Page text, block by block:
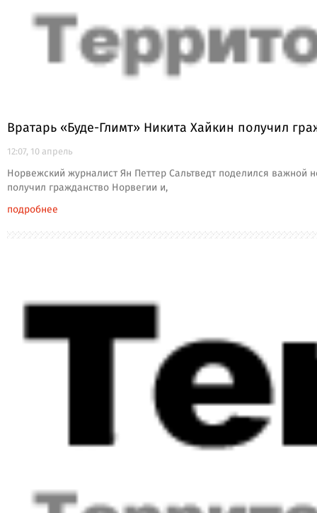
Вратарь «Буде-Глимт» Никита Хайкин получил
12:07, 10 апрель
Норвежский журналист Ян Петтер Сальтведт поделился важной
получил гражданство Норвегии и,
подробнее